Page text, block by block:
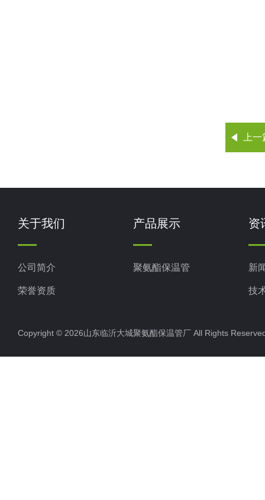
上
关于我们
公司简介
荣誉资质
产品展示
聚氨酯保温管
资
新
技
Copyright © 2026山东临沂大城聚氨酯保温管厂 All Rights